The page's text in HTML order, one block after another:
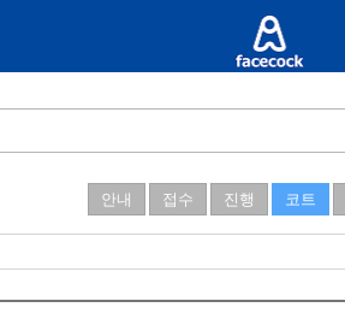
안내 접수 진행 코트